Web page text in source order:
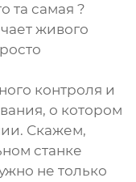
та самая ?
живого
контроля и
о котором
Скажем,
станке
не только